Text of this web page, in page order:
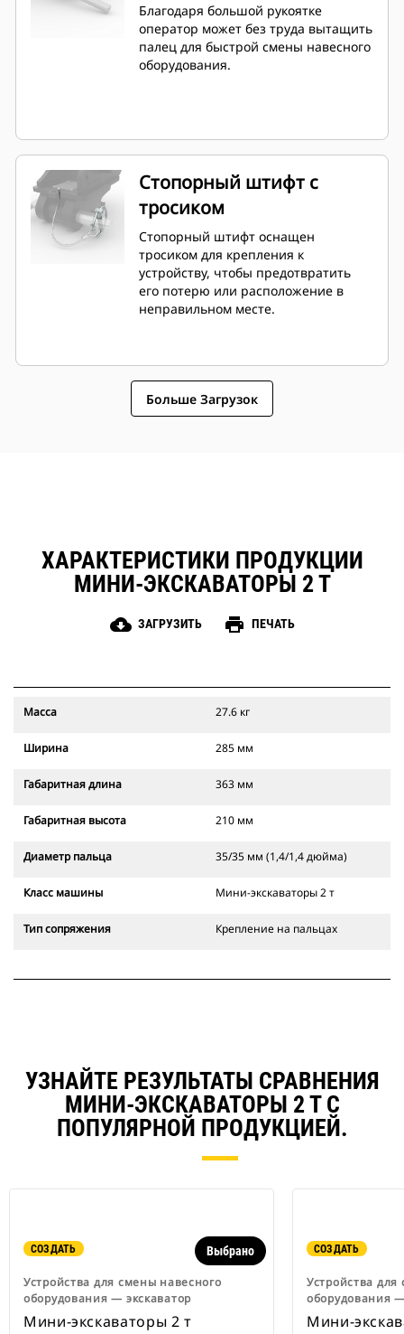
Благодаря большой рукоятке
оператор может без труда вытащить
палец для быстрой смены навесного
оборудования.
Стопорный штифт с
тросиком
Стопорный штифт оснащен
тросиком для крепления к
устройству, чтобы предотвратить
его потерю или расположение в
неправильном месте.
Больше Загрузок
ХАРАКТЕРИСТИКИ ПРОДУКЦИИ
МИНИ-ЭКСКАВАТОРЫ 2 Т
cloud_download ЗАГРУЗИТЬ print ПЕЧАТЬ
Масса 27.6 кг
Ширина 285 мм
Габаритная длина 363 мм
Габаритная высота 210 мм
Диаметр пальца 35/35 мм (1,4/1,4 дюйма)
Класс машины Мини-экскаваторы 2 т
Тип сопряжения Крепление на пальцах
УЗНАЙТЕ РЕЗУЛЬТАТЫ СРАВНЕНИЯ
МИНИ-ЭКСКАВАТОРЫ 2 Т С
ПОПУЛЯРНОЙ ПРОДУКЦИЕЙ.
СОЗДАТЬ
Устройства для смены навесного
оборудования ― экскаватор
Выбрано
Мини-экскаваторы 2 т
СОЗДАТЬ
Устройства
оборудования
Мини-